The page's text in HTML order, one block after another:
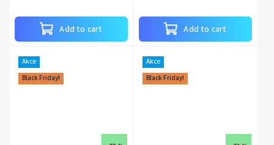
Add to cart Add to cart
Akce
Black Friday!
Akce
Black Friday!